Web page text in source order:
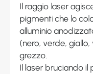
Il raggio laser
pigmenti che lo
alluminio
(nero, verde,
grezzo.
Il laser bruciando